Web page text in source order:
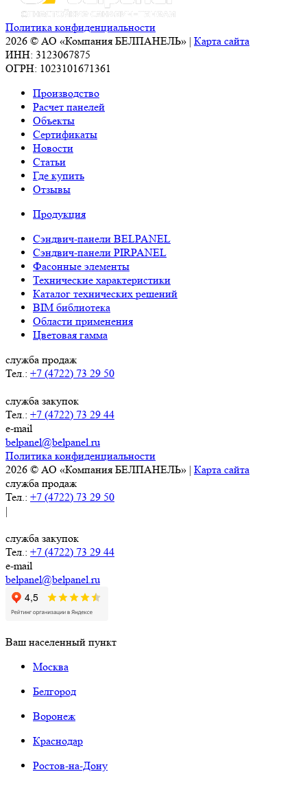
Политика конфиденциальности
2026 © АО «Компания БЕЛПАНЕЛЬ» | Карта сайта
ИНН: 3123067875
ОГРН: 1023101671361
Производство
Расчет панелей
Объекты
Сертификаты
Новости
Статьи
Где купить
Отзывы
Продукция
Сэндвич-панели BELPANEL
Сэндвич-панели PIRPANEL
Фасонные элементы
Технические характеристики
Каталог технических решений
BIM библиотека
Области применения
Цветовая гамма
служба продаж
Тел.: +7 (4722) 73 29 50
служба закупок
Тел.: +7 (4722) 73 29 44
e-mail
belpanel@belpanel.ru
Политика конфиденциальности
2026 © АО «Компания БЕЛПАНЕЛЬ» | Карта сайта
служба продаж
Тел.: +7 (4722) 73 29 50
|
служба закупок
Тел.: +7 (4722) 73 29 44
e-mail
belpanel@belpanel.ru
Ваш населенный пункт
Москва
Белгород
Воронеж
Краснодар
Ростов-на-Дону